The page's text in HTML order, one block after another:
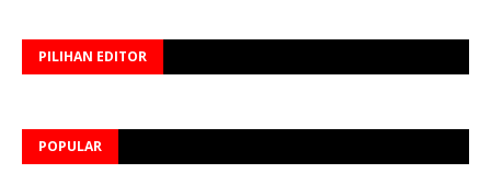
PILIHAN EDITOR
POPULAR